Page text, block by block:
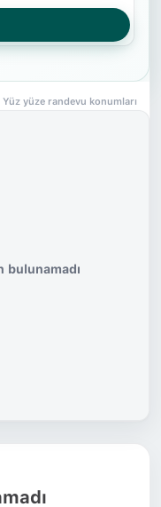
Yüz yüze randevu konumları
bulunamadı